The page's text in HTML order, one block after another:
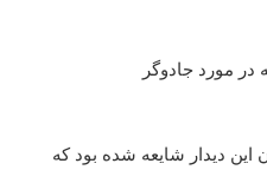
مورد جادوگر
دیدار شایعه شده بود که